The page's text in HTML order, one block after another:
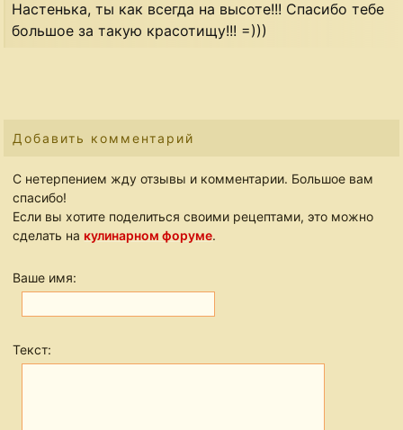
Настенька, ты как всегда на высоте!!! Спасибо тебе
большое за такую красотищу!!! =)))
Добавить комментарий
С нетерпением жду отзывы и комментарии. Большое вам
спасибо!
Если вы хотите поделиться своими рецептами, это можно
сделать на кулинарном форуме.
Ваше имя:
Текст: